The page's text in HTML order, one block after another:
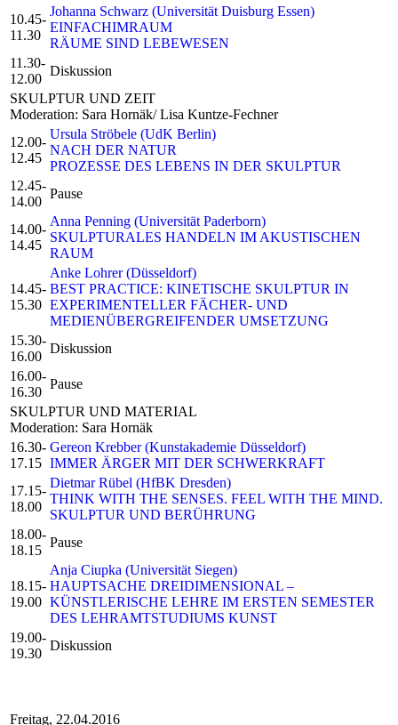
10.45-
11.30
Johanna Schwarz (Universität Duisburg Essen)
EINFACHIMRAUM
RÄUME SIND LEBEWESEN
11.30-
12.00
Diskussion
SKULPTUR UND ZEIT
Moderation: Sara Hornäk/ Lisa Kuntze-Fechner
12.00-
12.45
Ursula Ströbele (UdK Berlin)
NACH DER NATUR
PROZESSE DES LEBENS IN DER SKULPTUR
12.45-
14.00
Pause
14.00-
14.45
Anna Penning (Universität Paderborn)
SKULPTURALES HANDELN IM AKUSTISCHEN
RAUM
14.45-
15.30
Anke Lohrer (Düsseldorf)
BEST PRACTICE: KINETISCHE SKULPTUR IN
EXPERIMENTELLER FÄCHER- UND
MEDIENÜBERGREIFENDER UMSETZUNG
15.30-
16.00
Diskussion
16.00-
16.30
Pause
SKULPTUR UND MATERIAL
Moderation: Sara Hornäk
16.30-
17.15
Gereon Krebber (Kunstakademie Düsseldorf)
IMMER ÄRGER MIT DER SCHWERKRAFT
17.15-
18.00
Dietmar Rübel (HfBK Dresden)
THINK WITH THE SENSES. FEEL WITH THE MIND.
SKULPTUR UND BERÜHRUNG
18.00-
18.15
Pause
18.15-
19.00
Anja Ciupka (Universität Siegen)
HAUPTSACHE DREIDIMENSIONAL –
KÜNSTLERISCHE LEHRE IM ERSTEN SEMESTER
DES LEHRAMTSTUDIUMS KUNST
19.00-
19.30
Diskussion
Freitag, 22.04.2016